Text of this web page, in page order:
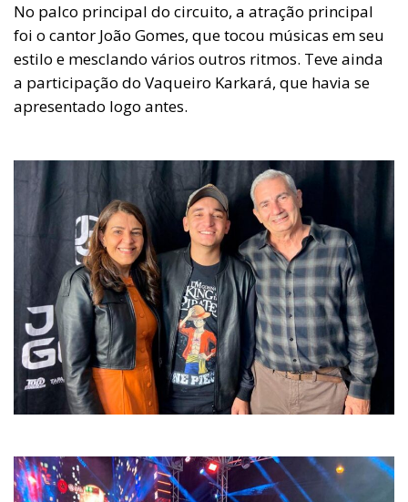
No palco principal do circuito, a atração principal
foi o cantor João Gomes, que tocou músicas em seu
estilo e mesclando vários outros ritmos. Teve ainda
a participação do Vaqueiro Karkará, que havia se
apresentado logo antes.